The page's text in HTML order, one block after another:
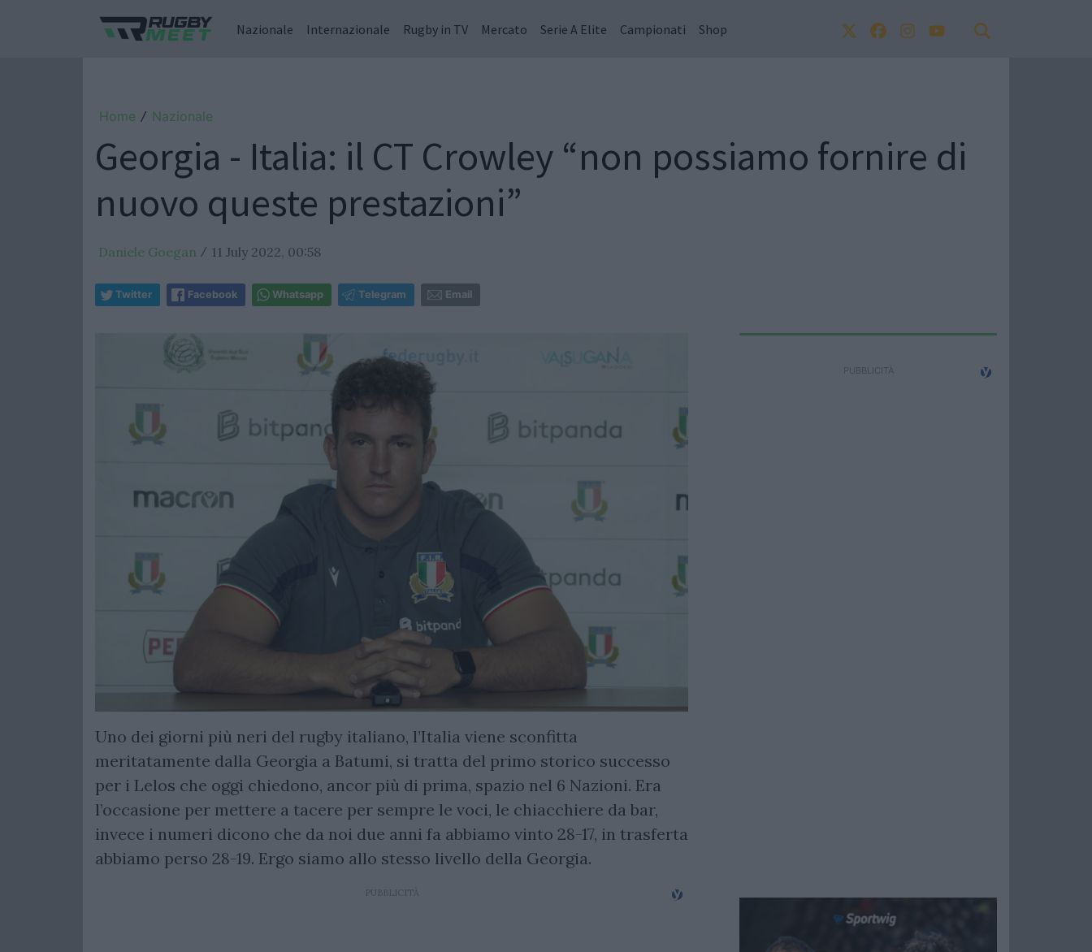
Nazionale Internazionale Rugby in TV Mercato Serie A Elite Campionati Shop
Home / Nazionale
Georgia - Italia: il CT Crowley “non possiamo fornire di
nuovo queste prestazioni”
Daniele Goegan / 11 July 2022, 00:58
Twitter Facebook Whatsapp Telegram Email
Uno dei giorni più neri del rugby italiano, l’Italia viene sconfitta
meritatamente dalla Georgia a Batumi, si tratta del primo storico successo
per i Lelos che oggi chiedono, ancor più di prima, spazio nel 6 Nazioni. Era
l’occasione per mettere a tacere per sempre le voci, le chiacchiere da bar,
invece i numeri dicono che da noi due anni fa abbiamo vinto 28-17, in trasferta
abbiamo perso 28-19. Ergo siamo allo stesso livello della Georgia.